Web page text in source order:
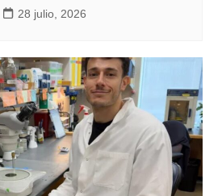
28 julio, 2026